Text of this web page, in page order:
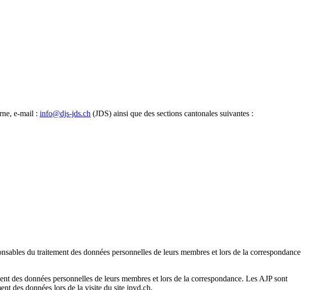
e-mail : info@djs-jds.ch (JDS) ainsi que des sections cantonales suivantes :
du traitement des données personnelles de leurs membres et lors de la correspondance
des données personnelles de leurs membres et lors de la correspondance. Les AJP sont
des données lors de la visite du site jpvd.ch.